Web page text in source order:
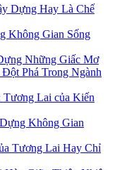
Dựng Hay Là Chế
Không Gian Sống
Những Giấc Mơ
Phá Trong Ngành
Lai của Kiến
Không Gian
Tương Lai Hay Chỉ